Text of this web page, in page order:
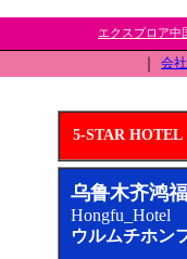
エクスプロア中
会
5-STAR HOTEL
乌鲁木齐鸿
Hongfu_Hotel
ウルムチホン